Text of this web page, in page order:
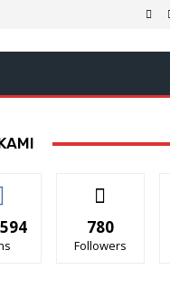
780
Followers